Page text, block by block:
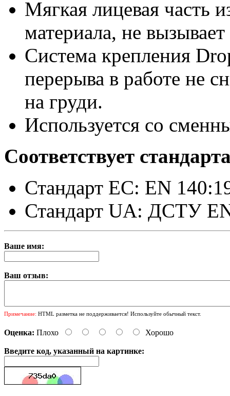
Мягкая лицевая часть
материала, не
Система крепления
перерыва в работе не
на груди.
Используется со
Соответствует
Стандарт ЕС: EN
Стандарт UA: ДСТУ
Ваше имя:
Ваш отзыв:
Примечание: HTML разметка не поддерживается! Используйте обычный текст.
Оценка: Плохо Хорошо
Введите код, указанный на картинке: